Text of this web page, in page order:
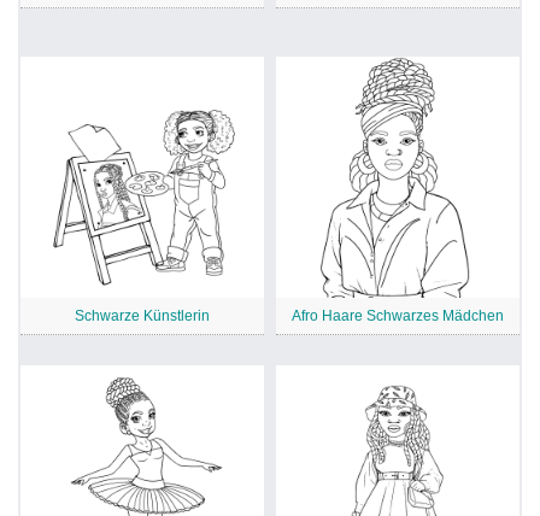
Schwarze Künstlerin Afro Haare Schwarzes Mädchen